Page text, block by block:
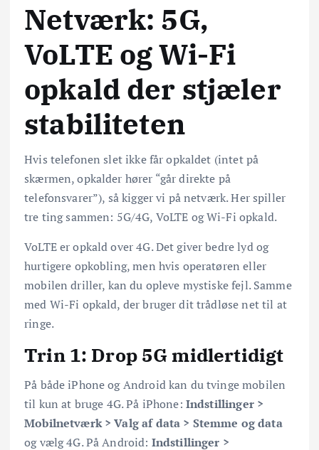
Netværk: 5G,
VoLTE og Wi-Fi
opkald der stjæler
stabiliteten
Hvis telefonen slet ikke får opkaldet (intet på
skærmen, opkalder hører “går direkte på
telefonsvarer”), så kigger vi på netværk. Her spiller
tre ting sammen: 5G/4G, VoLTE og Wi-Fi opkald.
VoLTE er opkald over 4G. Det giver bedre lyd og
hurtigere opkobling, men hvis operatøren eller
mobilen driller, kan du opleve mystiske fejl. Samme
med Wi-Fi opkald, der bruger dit trådløse net til at
ringe.
Trin 1: Drop 5G midlertidigt
På både iPhone og Android kan du tvinge mobilen
til kun at bruge 4G. På iPhone: Indstillinger >
Mobilnetværk > Valg af data > Stemme og data
og vælg 4G. På Android: Indstillinger >